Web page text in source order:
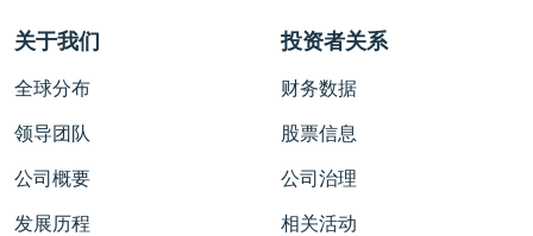
关于我们
全球分布
领导团队
公司概要
发展历程
投资者关系
财务数据
股票信息
公司治理
相关活动